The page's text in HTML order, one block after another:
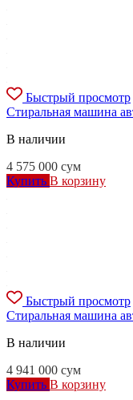
Быстрый просмотр
Стиральная машина
В наличии
4 575 000 сум
Купить В корзину
Быстрый просмотр
Стиральная машина
В наличии
4 941 000 сум
Купить В корзину